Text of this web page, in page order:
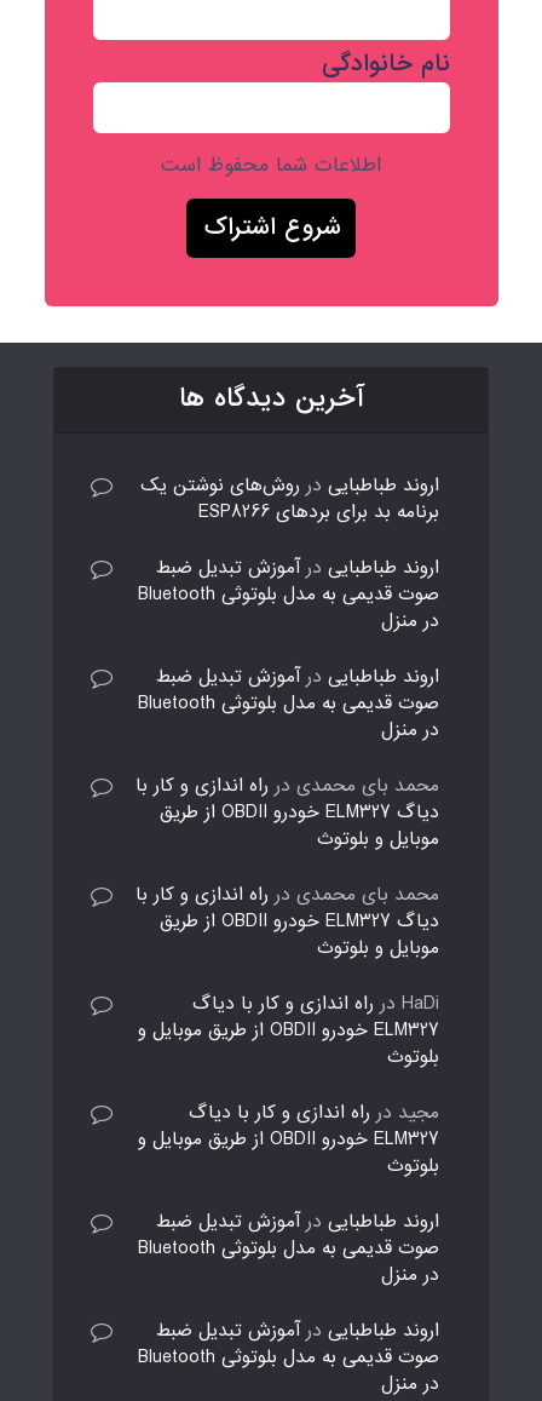
نام خانوادگی
اطلاعات شما محفوظ است
آخرین دیدگاه ها
اروند طباطبایی در روش‌های نوشتن یک
برنامه بد برای بردهای ESP8266
اروند طباطبایی درآموزش تبدیل ضبط
صوت قدیمی به مدل بلوتوثی Bluetooth
در منزل
اروند طباطبایی درآموزش تبدیل ضبط
صوت قدیمی به مدل بلوتوثی Bluetooth
در منزل
محمد بای محمدی در راه اندازی و کار با
دیاگ ELM327 خودرو OBDII از طریق
موبایل و بلوتوث
محمد بای محمدی در راه اندازی و کار با
دیاگ ELM327 خودرو OBDII از طریق
موبایل و بلوتوث
HaDi در راه اندازی و کار با دیاگ
ELM327 خودرو OBDII از طریق موبایل و
بلوتوث
مجید در راه اندازی و کار با دیاگ
ELM327 خودرو OBDII از طریق موبایل و
بلوتوث
اروند طباطبایی درآموزش تبدیل ضبط
صوت قدیمی به مدل بلوتوثی Bluetooth
در منزل
اروند طباطبایی درآموزش تبدیل ضبط
صوت قدیمی به مدل بلوتوثی Bluetooth
در منزل